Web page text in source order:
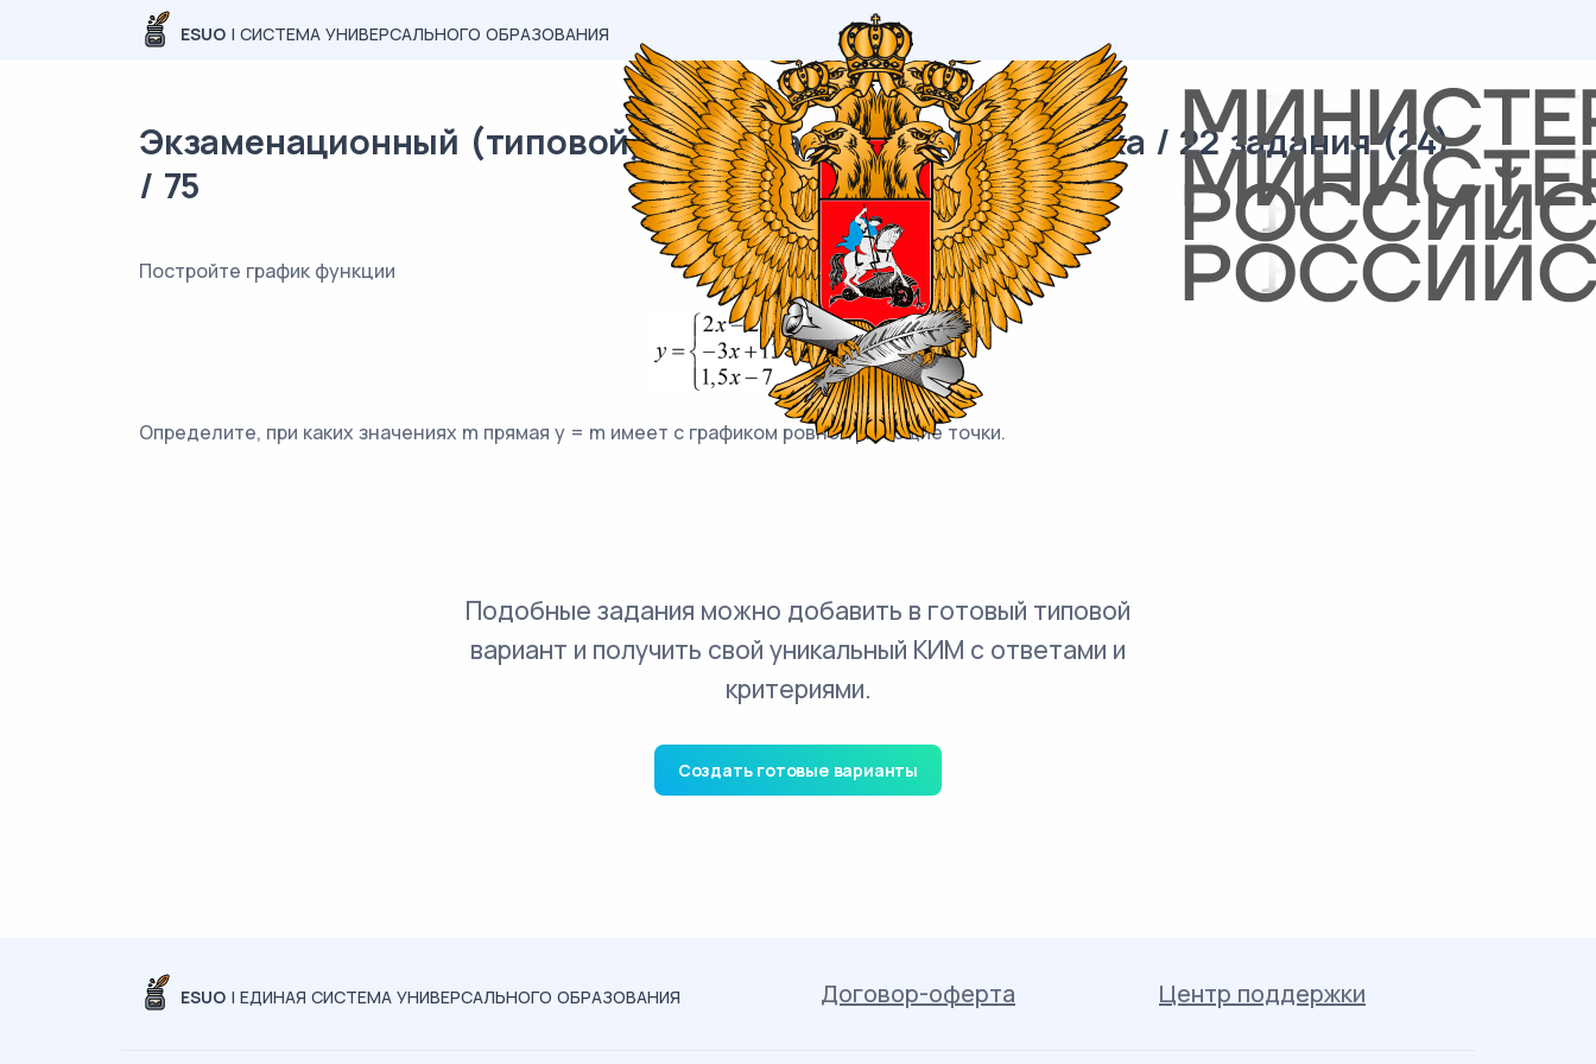
ESUO | СИСТЕМА УНИВЕРСАЛЬНОГО ОБРАЗОВАНИЯ
Экзаменационный (типовой) материал ОГЭ / Математика / 22 задания (24)
/ 75
Постройте график функции
Определите, при каких значениях m прямая y = m имеет с графиком ровно три общие точки.
Подобные задания можно добавить в готовый типовой
вариант и получить свой уникальный КИМ с ответами и
критериями.
Создать готовые варианты
ESUO | ЕДИНАЯ СИСТЕМА УНИВЕРСАЛЬНОГО ОБРАЗОВАНИЯ Договор-оферта Центр поддержки